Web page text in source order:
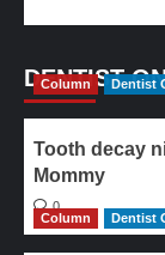
DENTIST
Column Dentist
Tooth decay
Mommy
0
Column
Dentist